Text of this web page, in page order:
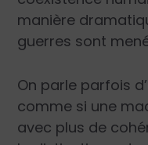
manière
guerres sont
On parle parfois
comme si une
avec plus de